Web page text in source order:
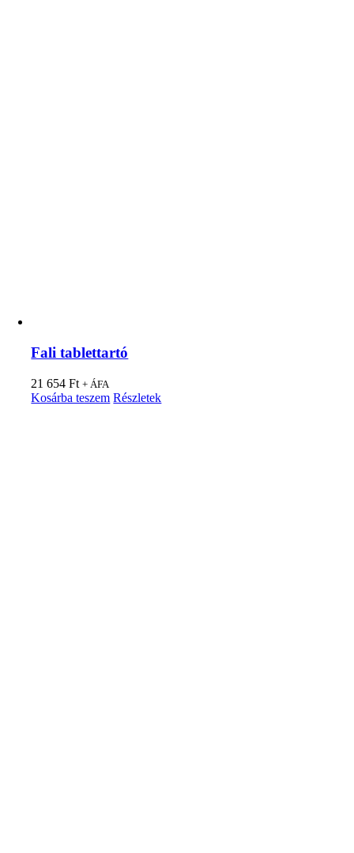
Fali tablettartó
21 654Ft + ÁFA
Kosárba teszem Részletek